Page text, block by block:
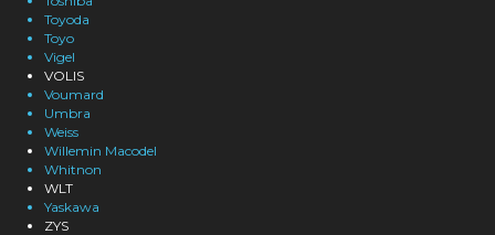
Toyoda
Toyo
Vigel
VOLIS
Voumard
Umbra
Weiss
Willemin Macodel
Whitnon
WLT
Yaskawa
ZYS